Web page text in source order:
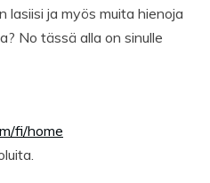
lasiisi ja myös muita hienoja
No tässä alla on sinulle
fi/home